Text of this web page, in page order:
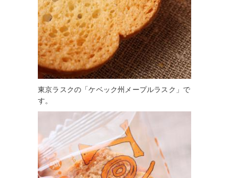
東京ラスクの「ケベック州メープルラスク」で
す。